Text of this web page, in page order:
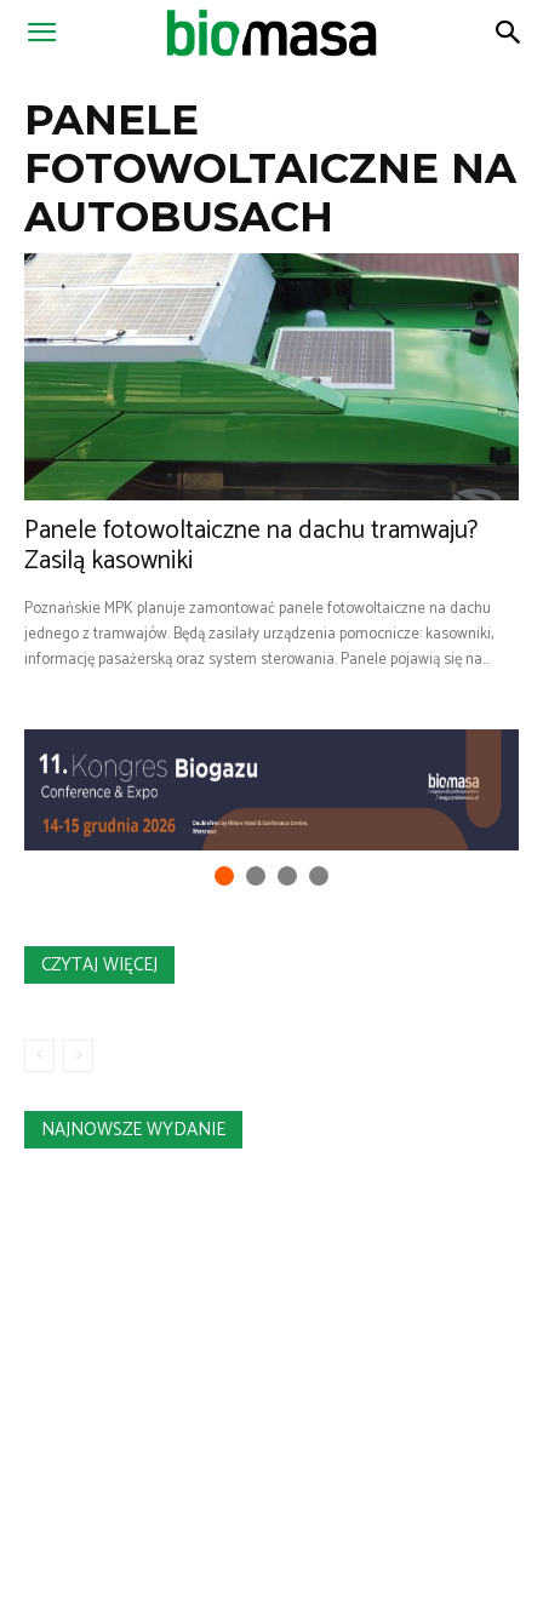
Magazyn
PANELE
FOTOWOLTAICZNE NA
AUTOBUSACH
Panele fotowoltaiczne na dachu tramwaju?
Zasilą kasowniki
Poznańskie MPK planuje zamontować panele fotowoltaiczne na dachu
jednego z tramwajów. Będą zasilały urządzenia pomocnicze: kasowniki,
informację pasażerską oraz system sterowania. Panele pojawią się na...
CZYTAJ WIĘCEJ
NAJNOWSZE WYDANIE